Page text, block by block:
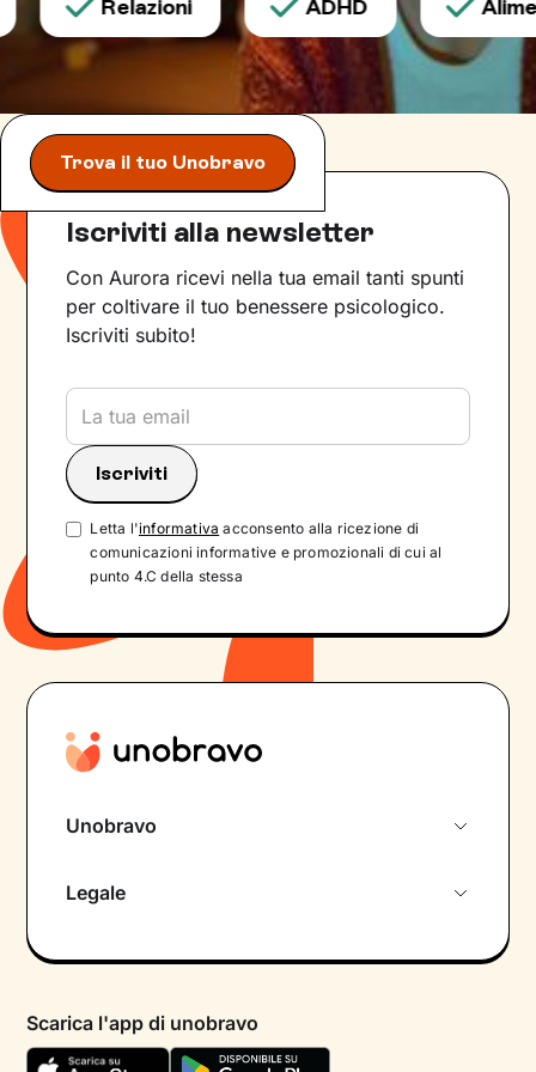
Relazioni ADHD
Trova il tuo Unobravo
Iscriviti alla newsletter
Con Aurora ricevi nella tua email tanti spunti
per coltivare il tuo benessere psicologico.
Iscriviti subito!
Letta l'informativa acconsento alla ricezione di
comunicazioni informative e promozionali di cui al
punto 4.C della stessa
Unobravo
Psicologo in chat
Aiuto urgente
Legale
Termini e condizioni
Scarica l'app di unobravo